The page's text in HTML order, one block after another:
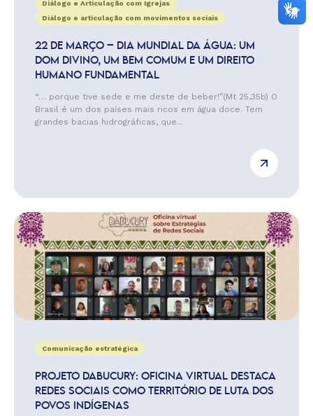
Diálogo e Articulação com Igrejas
Diálogo e articulação com movimentos sociais
22 DE MARÇO – DIA MUNDIAL DA ÁGUA: UM
DOM DIVINO, UM BEM COMUM E UM DIREITO
HUMANO FUNDAMENTAL
“… porque tive sede e me deste de beber!”(Mt 25,35b) O
Brasil é um dos países mais ricos em água doce. Tem
grandes bacias hidrográficas, que...
Comunicação estratégica
PROJETO DABUCURY: OFICINA VIRTUAL DESTACA
REDES SOCIAIS COMO TERRITÓRIO DE LUTA DOS
POVOS INDÍGENAS